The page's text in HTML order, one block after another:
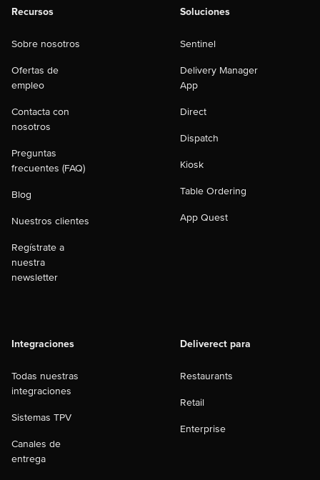
Recursos
Sobre nosotros
Ofertas de
empleo
Contacta con
nosotros
Preguntas
frecuentes (FAQ)
Blog
Nuestros clientes
Regístrate a
nuestra
newsletter
Soluciones
Sentinel
Delivery Manager
App
Direct
Dispatch
Kiosk
Table Ordering
App Quest
Integraciones
Todas nuestras
integraciones
Sistemas TPV
Canales de
entrega
Deliverect para
Restaurants
Retail
Enterprise